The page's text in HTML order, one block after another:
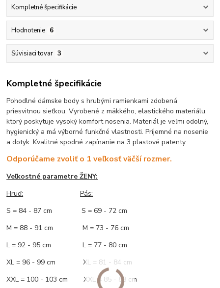
Kompletné špecifikácie
Hodnotenie 6
Súvisiaci tovar 3
Kompletné špecifikácie
Pohodlné dámske body s hrubými ramienkami zdobená
priesvitnou sieťkou. Vyrobené z mäkkého, elastického materiálu,
ktorý poskytuje vysoký komfort nosenia. Materiál je veľmi odolný,
hygienický a má výborné funkčné vlastnosti. Príjemné na nosenie
a dotyk. Kvalitné spodné zapínanie na 3 plastové patenty.
Odporúčame zvoliť o 1 veľkosť väčší rozmer.
Veľkostné parametre ŽENY:
Hruď:
Pás:
S = 84 - 87 cm S = 69 - 72 cm
M = 88 - 91 cm M = 73 - 76 cm
L = 92 - 95 cm L = 77 - 80 cm
XL = 96 - 99 cm XL = 81 - 84 cm
XXL = 100 - 103 cm XXL = 85 - 88 cm